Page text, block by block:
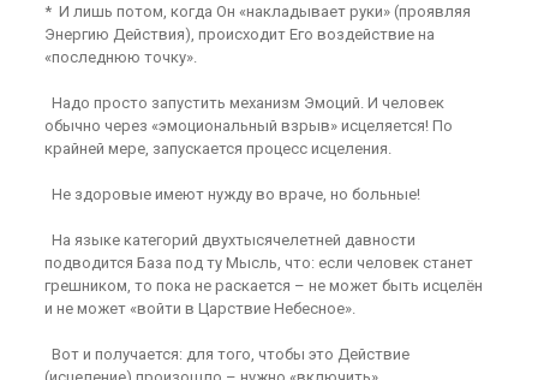
* И лишь потом, когда Он «накладывает руки» (проявляя
Энергию Действия), происходит Его воздействие на
«последнюю точку».
Надо просто запустить механизм Эмоций. И человек
обычно через «эмоциональный взрыв» исцеляется! По
крайней мере, запускается процесс исцеления.
Не здоровые имеют нужду во враче, но больные!
На языке категорий двухтысячелетней давности
подводится База под ту Мысль, что: если человек станет
грешником, то пока не раскается – не может быть исцелён
и не может «войти в Царствие Небесное».
Вот и получается: для того, чтобы это Действие